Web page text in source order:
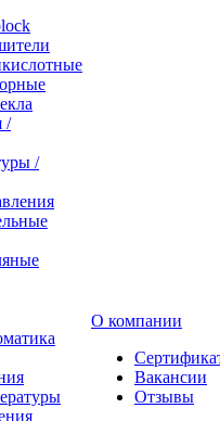
/
/
О компании
Вакансии
Отзывы